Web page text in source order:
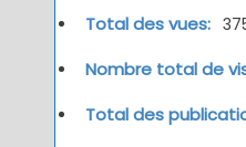
Total des vues:
Nombre total de
Total des